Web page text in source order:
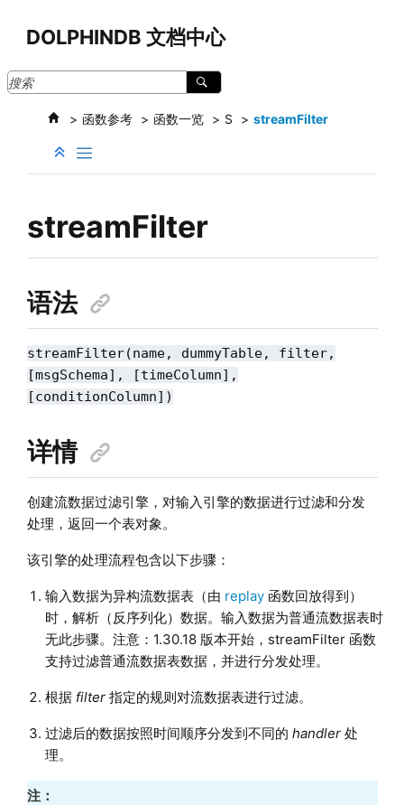
DOLPHINDB 文档中心
函数参考 函数一览 S streamFilter
streamFilter
语法
streamFilter(name, dummyTable, filter,
[msgSchema], [timeColumn],
[conditionColumn])
详情
创建流数据过滤引擎，对输入引擎的数据进行过滤和分发
处理，返回一个表对象。
该引擎的处理流程包含以下步骤：
输入数据为异构流数据表（由 replay函数回放得到）
时，解析（反序列化）数据。输入数据为普通流数据表时
无此步骤。注意：1.30.18 版本开始，streamFilter 函数
支持过滤普通流数据表数据，并进行分发处理。
根据 filter指定的规则对流数据表进行过滤。
过滤后的数据按照时间顺序分发到不同的 handler处
理。
注：